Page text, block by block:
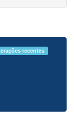
recentes